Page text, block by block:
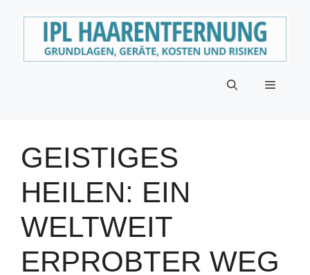
Menü
GEISTIGES
HEILEN: EIN
WELTWEIT
ERPROBTER WEG